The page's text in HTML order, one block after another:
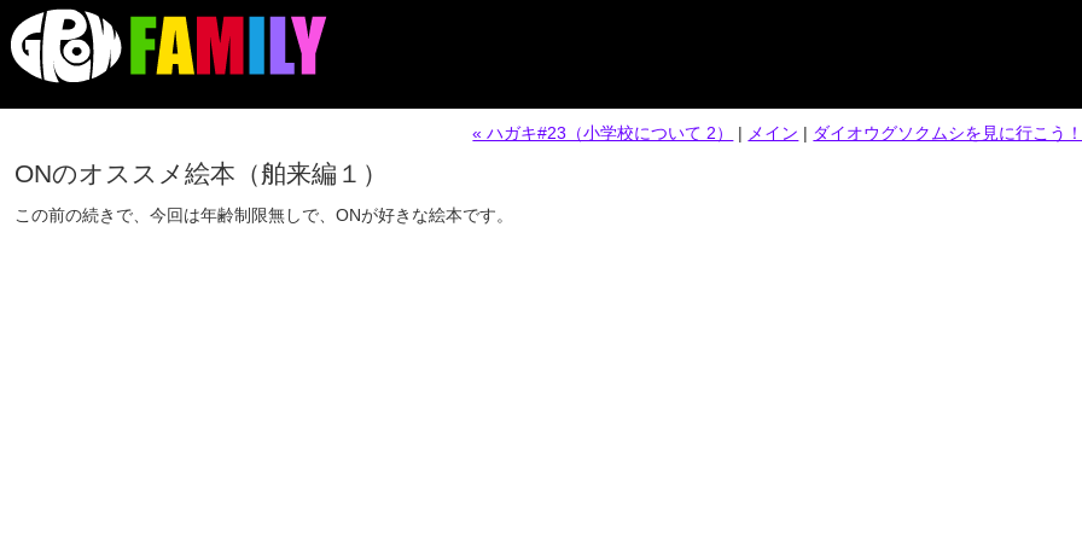
« ハガキ#23（小学校について 2） | メイン | ダイオウグソクムシを見に行こう
ONのオススメ絵本（舶来編１）
この前の続きで、今回は年齢制限無しで、ONが好きな絵本です。